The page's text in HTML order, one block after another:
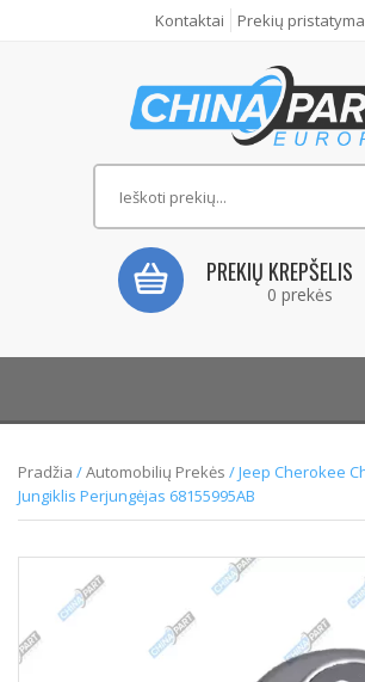
Kontaktai Prekių
PREKIŲ KREPŠELIS
0 prekės
Pradžia /Automobilių Prekės / Jeep Cherokee
Jungiklis Perjungėjas 68155995AB